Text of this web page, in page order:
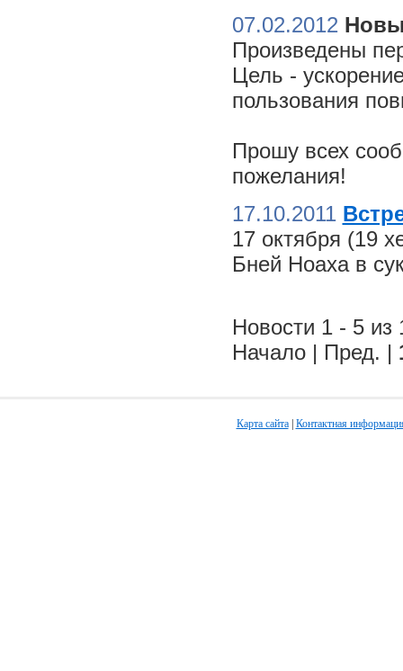
07.02.2012
Произведены
Цель -
пользования
Прошу всех
пожелания!
17.10.2011
17 октября (19
Бней Ноаха в
Новости 1 - 5 из
Начало | Пред. |
Карта сайта| Контактная